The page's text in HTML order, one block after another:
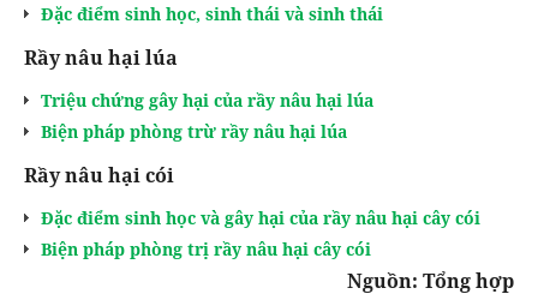
Đặc điểm sinh học, sinh thái và sinh thái
Rầy nâu hại lúa
Triệu chứng gây hại của rầy nâu hại lúa
Biện pháp phòng trừ rầy nâu hại lúa
Rầy nâu hại cói
Đặc điểm sinh học và gây hại của rầy nâu hại cây cói
Biện pháp phòng trị rầy nâu hại cây cói
Nguồn: Tổng hợp